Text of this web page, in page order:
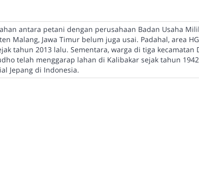
antara petani dengan perusahaan Badan Usaha
Malang, Jawa Timur belum juga usai. Padahal, area
tahun 2013 lalu. Sementara, warga di tiga kecamatan
telah menggarap lahan di Kalibakar sejak tahun
Jepang di Indonesia.